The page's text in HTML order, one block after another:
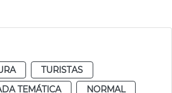
TURISTAS
TEMÁTICA
NORMAL